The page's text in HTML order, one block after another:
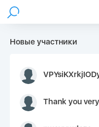
Новые участники
Thank you very much for your inquiry We appreciate you 9126052